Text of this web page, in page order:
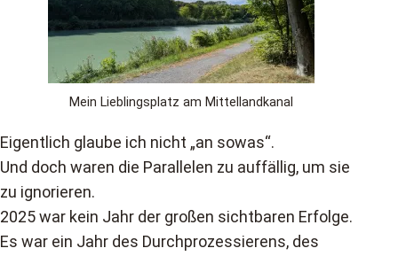
Mein Lieblingsplatz am Mittellandkanal
Eigentlich glaube ich nicht „an sowas“.
Und doch waren die Parallelen zu auffällig, um sie
zu ignorieren.
2025 war kein Jahr der großen sichtbaren Erfolge.
Es war ein Jahr des Durchprozessierens, des